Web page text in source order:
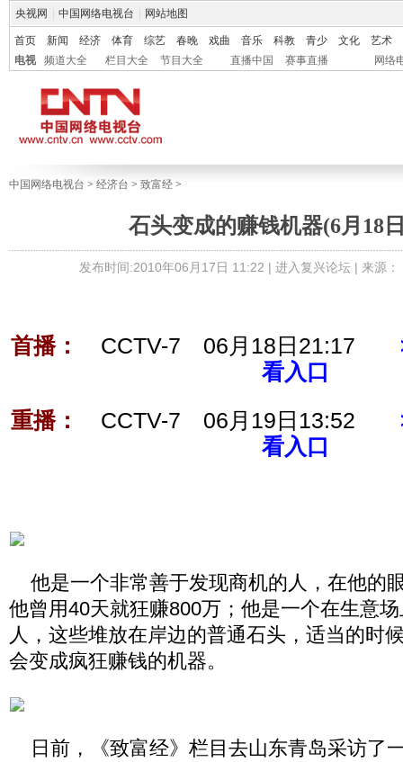
央视网 中国网络电视台 网站地图
首页 新闻 经济 体育 综艺 春晚 戏曲 音乐 科教 青少 文化
艺术
电视
频道大全 栏目大全 节目大全 直播中国 赛事直播 网络
中国网络电视台 > 经济台 > 致富经 >
石头变成的赚钱机器(6月18
发布时间:2010年06月17日 11:22 | 进入复兴论坛| 来源：
首播： CCTV-7 06月18日21:17
看入口
重播：
CCTV-7 06月19日13:52
看入口
他是一个非常善于发现商机的人，在他的
他曾用40天就狂赚800万；他是一个在生意
人，这些堆放在岸边的普通石头，适当的时
会变成疯狂赚钱的机器。
日前，《致富经》栏目去山东青岛采访了